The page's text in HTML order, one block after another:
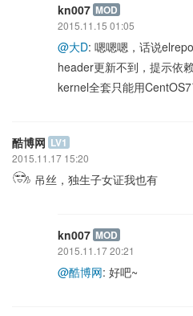
kn007 MOD
2015.11.15 01:05
@大D: 嗯嗯嗯，话说
header更新不到，提示依
kernel全套只能用CentOS7
酷博网 LV1
2015.11.17 15:20
吊丝，独生子女证我也有
kn007 MOD
2015.11.17 20:21
@酷博网: 好吧~